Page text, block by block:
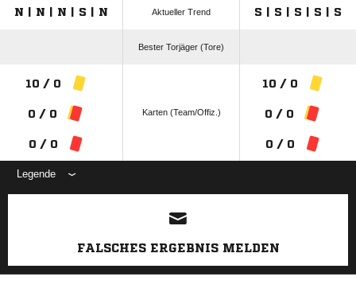
N | N | N | S | N Aktueller Trend S | S | S | S | S
Bester Torjäger (Tore)
10 / 0
0 / 0
0 / 0
Karten (Team/Offiz.)
10 / 0
0 / 0
0 / 0
Legende
ANZEIGE
FALSCHES ERGEBNIS MELDEN